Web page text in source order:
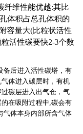
纤维性能优越:其比
体积占总孔体积的
容量大(比粒状活性
活性碳要快2-3个数
备后进入活性碳塔，有
体进入碳层时，有机
碳层进入出气仓，气
在吸附过程中,碳会有
气体本身内部所含气体